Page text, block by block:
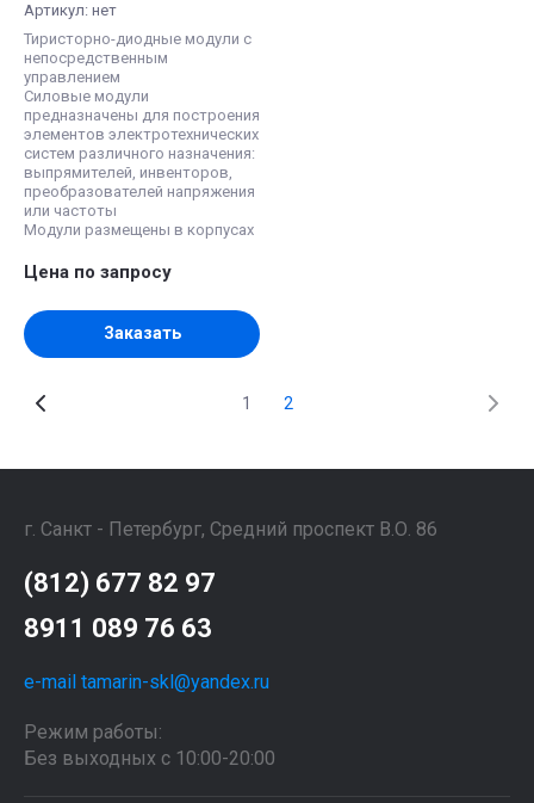
Артикул: нет
Тиристорно-диодные модули с
непосредственным
управлением
Силовые модули
предназначены для построения
элементов электротехнических
систем различного назначения:
выпрямителей, инвенторов,
преобразователей напряжения
или частоты
Модули размещены в корпусах
Цена по запросу
Заказать
1 2
г. Санкт - Петербург, Средний проспект В.О. 86
(812) 677 82 97
8911 089 76 63
e-mail tamarin-skl@yandex.ru
Режим работы:
Без выходных с 10:00-20:00